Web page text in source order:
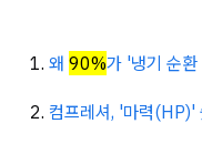
왜 90%가 '냉기 순
컴프레셔, '마력(HP)'